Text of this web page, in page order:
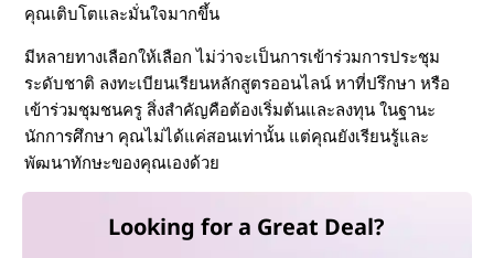
คุณเติบโตและมั่นใจมากขึ้น
มีหลายทางเลือกให้เลือก ไม่ว่าจะเป็นการเข้าร่วมการประชุม
ระดับชาติ ลงทะเบียนเรียนหลักสูตรออนไลน์ หาที่ปรึกษา หรือ
เข้าร่วมชุมชนครู สิ่งสำคัญคือต้องเริ่มต้นและลงทุน ในฐานะ
นักการศึกษา คุณไม่ได้แค่สอนเท่านั้น แต่คุณยังเรียนรู้และ
พัฒนาทักษะของคุณเองด้วย
Looking for a Great Deal?